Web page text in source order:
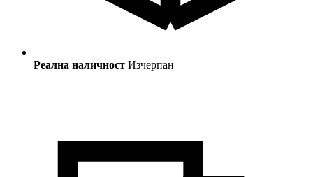
Реална наличност Изчерпан